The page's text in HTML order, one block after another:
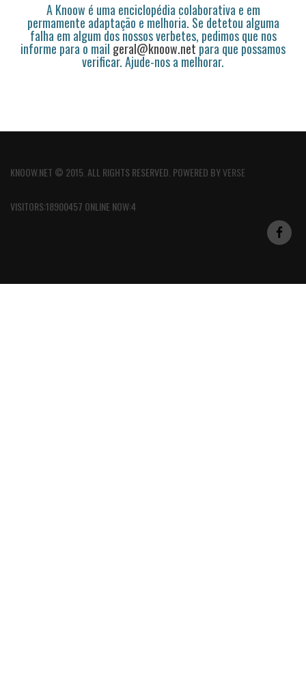
A Knoow é uma enciclopédia colaborativa e em
permamente adaptação e melhoria. Se detetou alguma
falha em algum dos nossos verbetes, pedimos que nos
informe para o mail geral@knoow.netpara que possamos
verificar. Ajude-nos a melhorar.
KNOOW.NET © 2015. ALL RIGHTS RESERVED. POWERED BYVERSE
VISITORS:18900457 ONLINE NOW:4